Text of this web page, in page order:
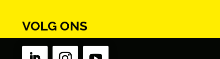
VOLG ONS